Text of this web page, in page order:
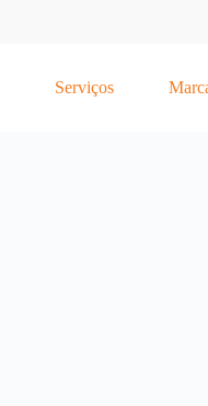
Serviços